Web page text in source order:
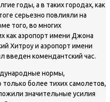
годы, а в таких городах, как
серьезно повлияли на
того, во многих
как аэропорт имени Джона
Хитроу и аэропорт имени
введен комендантский час.
нормы,
более тихих самолетов,
значительные усилия